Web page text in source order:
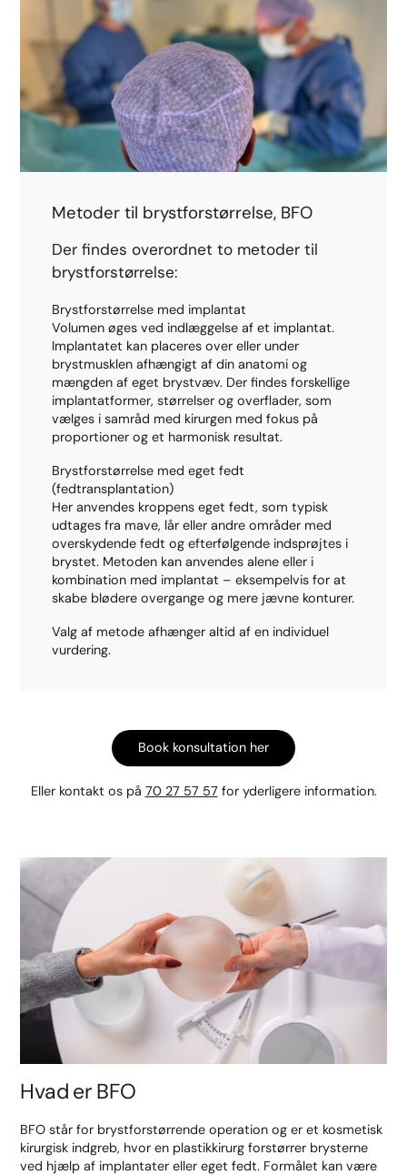
Metoder til brystforstørrelse, BFO
Der findes overordnet to metoder til
brystforstørrelse:
Brystforstørrelse med implantat
Volumen øges ved indlæggelse af et implantat.
Implantatet kan placeres over eller under
brystmusklen afhængigt af din anatomi og
mængden af eget brystvæv. Der findes forskellige
implantatformer, størrelser og overflader, som
vælges i samråd med kirurgen med fokus på
proportioner og et harmonisk resultat.
Brystforstørrelse med eget fedt
(fedtransplantation)
Her anvendes kroppens eget fedt, som typisk
udtages fra mave, lår eller andre områder med
overskydende fedt og efterfølgende indsprøjtes i
brystet. Metoden kan anvendes alene eller i
kombination med implantat – eksempelvis for at
skabe blødere overgange og mere jævne konturer.
Valg af metode afhænger altid af en individuel
vurdering.
Book konsultation her
Eller kontakt os på 70 27 57 57for yderligere information.
Hvad er BFO
BFO står for brystforstørrende operation og er et kosmetisk
kirurgisk indgreb, hvor en plastikkirurg forstørrer brysterne
ved hjælp af implantater eller eget fedt. Formålet kan være